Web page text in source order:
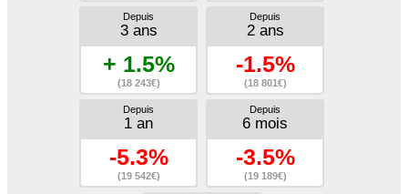
Depuis
3 ans
+ 1.5%
(18 243€)
Depuis
2 ans
-1.5%
(18 801€)
Depuis
1 an
-5.3%
(19 542€)
Depuis
6 mois
-3.5%
(19 189€)